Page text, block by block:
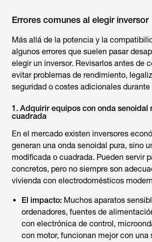
Errores comunes al elegir inversor
Más allá de la potencia y la
algunos errores que suelen pasar
elegir un inversor. Revisarlos antes de
evitar problemas de rendimiento,
seguridad o costes adicionales
1. Adquirir equipos con onda senoidal
cuadrada
En el mercado existen inversores
generan una onda senoidal pura, sino
modificada o cuadrada. Pueden servir
concretos, pero no siempre son
vivienda con electrodomésticos
El impacto: Muchos aparatos
ordenadores, fuentes de
con electrónica de control,
con motor, funcionan mejor con una